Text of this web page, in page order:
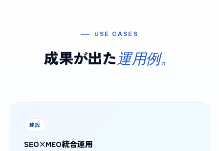
USE CASES
成果が出た運用例。
建設
SEO×MEO統合運用